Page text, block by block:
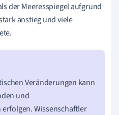
der Meeresspiegel aufgrund
anstieg und viele
Veränderungen kann
und
Wissenschaftler